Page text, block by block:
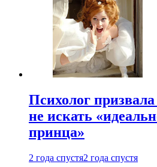
Психолог
не искать
принца»
2 года спустя2 года спустя